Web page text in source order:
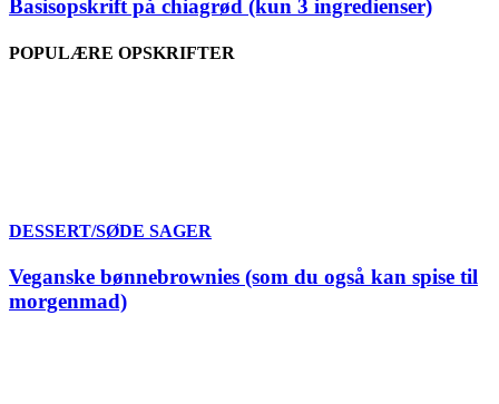
Basisopskrift på chiagrød (kun 3 ingredienser)
POPULÆRE OPSKRIFTER
DESSERT/SØDE SAGER
Veganske bønnebrownies (som du også kan spise til
morgenmad)